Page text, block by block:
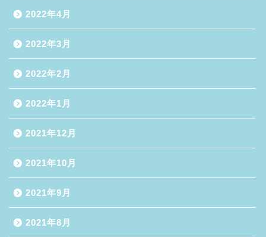
2022年4月
2022年3月
2022年2月
2022年1月
2021年12月
2021年10月
2021年9月
2021年8月